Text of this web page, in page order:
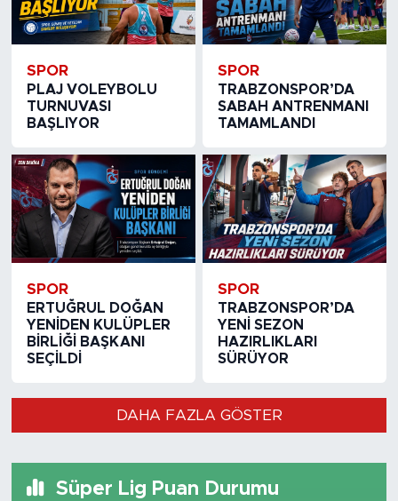
SPOR
PLAJ VOLEYBOLU
TURNUVASI
BAŞLIYOR
SPOR
TRABZONSPOR’DA
SABAH ANTRENMANI
TAMAMLANDI
SPOR
ERTUĞRUL DOĞAN
YENİDEN KULÜPLER
BİRLİĞİ BAŞKANI
SEÇİLDİ
SPOR
TRABZONSPOR’DA
YENİ SEZON
HAZIRLIKLARI
SÜRÜYOR
DAHA FAZLA GÖSTER
Süper Lig Puan Durumu